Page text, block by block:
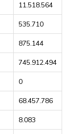
11.518.564
535.710
875.144
745.912.494
0
68.457.786
8.083